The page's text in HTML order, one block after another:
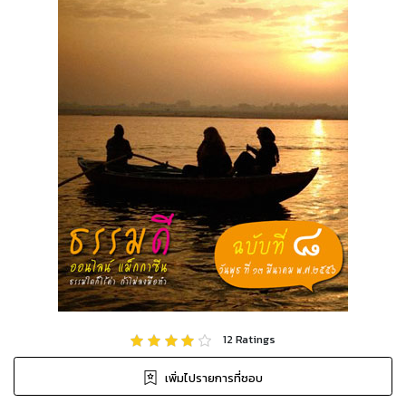
12Ratings
เพิ่มไปรายการที่ชอบ